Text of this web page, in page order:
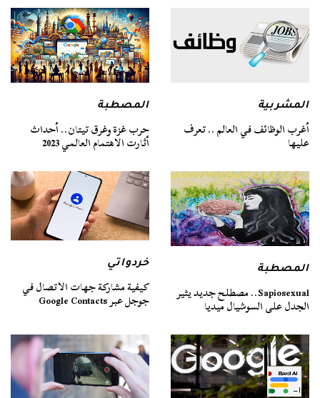
المشربية
أغرب الوظائف في العالم .. تعرف
عليها
المصطبة
حرب غزة وغرق تيتان.. أحداث
أثارت الاهتمام العالمي 2023
المصطبة
Sapiosexual.. مصطلح جديد يثير
الجدل على السوشيال ميديا
خردواتي
كيفية مشاركة جهات الاتصال في
جوجل عبر Google Contacts